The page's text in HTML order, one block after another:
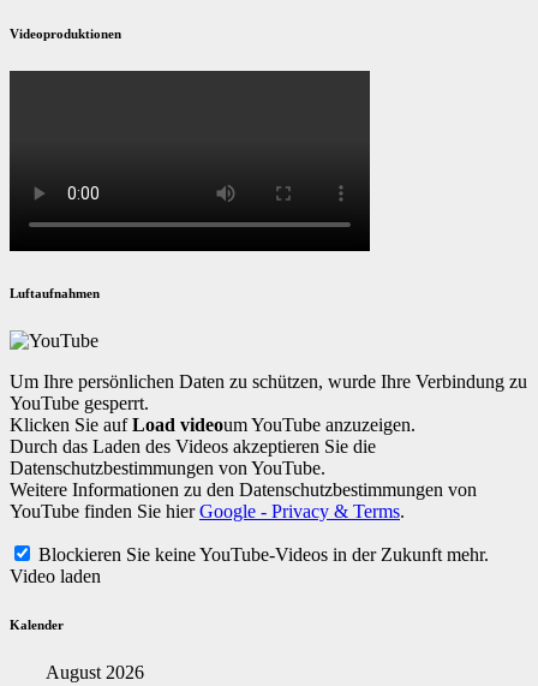
Videoproduktionen
Luftaufnahmen
Um Ihre persönlichen Daten zu schützen, wurde Ihre Verbindung zu
YouTube gesperrt.
Klicken Sie aufLoad videoum YouTube anzuzeigen.
Durch das Laden des Videos akzeptieren Sie die
Datenschutzbestimmungen von YouTube.
Weitere Informationen zu den Datenschutzbestimmungen von
YouTube finden Sie hierGoogle - Privacy & Terms.
Blockieren Sie keine YouTube-Videos in der Zukunft mehr.
Video laden
Kalender
August 2026